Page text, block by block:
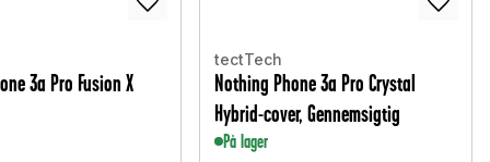
3a Pro Fusion X
tectTech
Nothing Phone 3a Pro Crystal
Hybrid-cover, Gennemsigtig
På lager